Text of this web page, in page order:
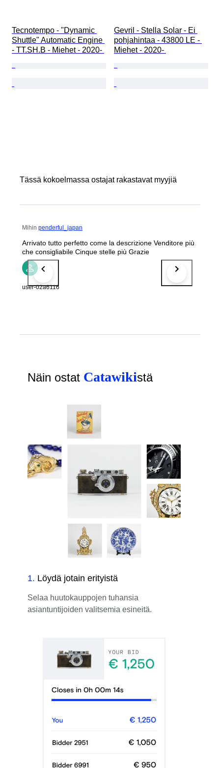
Tecnotempo - "Dynamic
Shuttle" Automatic Engine
- TT.SH.B - Miehet - 2020-
Gevril - Stella Solar - Ei
pohjahintaa - 43800 LE -
Miehet - 2020-
Tässä kokoelmassa ostajat rakastavat myyjiä
Mihin penderful_japan
Arrivato tutto perfetto come la descrizione Venditore più
che consigliabile Cinque stelle più Grazie
user-02a6116
Näin ostat Catawikistä
1. Löydä jotain erityistä
Selaa huutokauppojen tuhansia
asiantuntijoiden valitsemia esineitä.